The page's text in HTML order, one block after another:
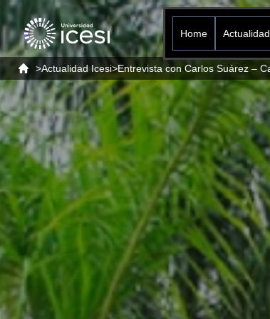
>Actualidad Icesi>
Home Actualidad